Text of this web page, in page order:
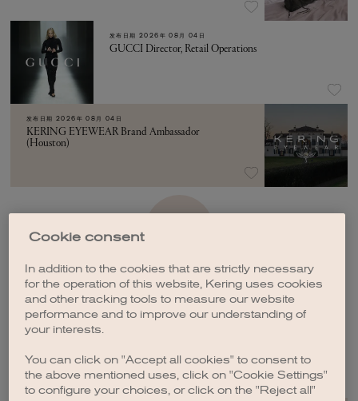
发布日期 2026年 08月 04日
GUCCI Director, Retail Operations
发布日期 2026年 08月 04日
KERING EYEWEAR Brand Ambassador
(Houston)
Cookie consent
In addition to the cookies that are strictly necessary
for the operation of this website, Kering uses cookies
and other tracking tools to measure our website
performance and to improve our understanding of
your interests.
You can click on "Accept all cookies" to consent to
the above mentioned uses, click on "Cookie Settings"
to configure your choices, or click on the "Reject all"